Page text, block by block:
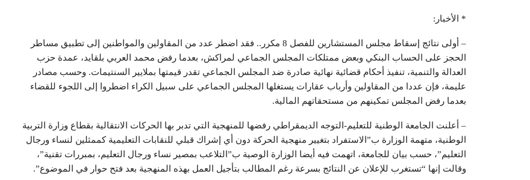
* الأخبار:
– أولى نتائج إسقاط مجلس المستشارين للفصل 8 مكرر.. فقد اضطر عدد من المقاولين والمواطنين إلى تطبيق مساطر
الحجز على الحساب البنكي وبعض ممتلكات المجلس الجماعي لمراكش، بعدما رفض محمد العربي بلقايد، عمدة حزب
العدالة والتنمية، تنفيذ أحكام قضائية نهائية صادرة ضد المجلس الجماعي تقدر قيمتها بملايير السنتيمات. وحسب مصادر
عليمة، فإن عددا من المقاولين وأرباب عقارات يستغلها المجلس الجماعي على سبيل الكراء اضطروا إلى اللجوء للقضاء
بعدما رفض المجلس تمكينهم من مستحقاتهم المالية.
– أعلنت الجامعة الوطنية للتعليم-التوجه الديمقراطي رفضها للمنهجية التي تدبر بها الحركات الانتقالية بقطاع وزارة التربية
الوطنية، متهمة الوزارة ب”الاستفراد بتغيير منهجية الحركة دون أي إشراك قبلي للنقابات التعليمية كممثلين لنساء ورجال
التعليم”، حسب بيان للجامعة، اتهمت فيه أيضا الوزارة الوصية ب”التلاعب بمصير نساء ورجال التعليم، بمبررات تقنية”،
وقالت إنها “تستغرب للإعلان عن النتائج بسرعة رغم المطالب بتأجيل العمل بهذه المنهجية بعد فتح حوار في الموضوع”.